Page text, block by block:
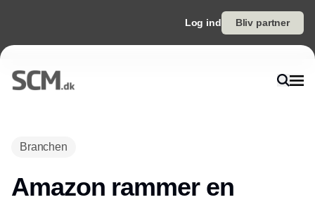
Log ind Bliv partner
Branchen
Amazon rammer en